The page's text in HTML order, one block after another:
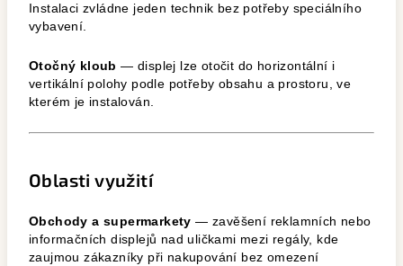
Instalaci zvládne jeden technik bez potřeby speciálního
vybavení.
Otočný kloub — displej lze otočit do horizontální i
vertikální polohy podle potřeby obsahu a prostoru, ve
kterém je instalován.
Oblasti využití
Obchody a supermarkety — zavěšení reklamních nebo
informačních displejů nad uličkami mezi regály, kde
zaujmou zákazníky při nakupování bez omezení